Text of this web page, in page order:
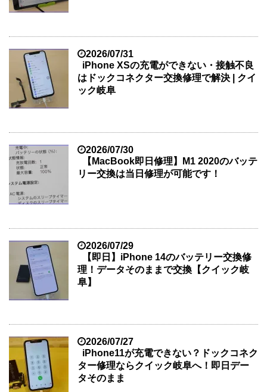
2026/07/31
iPhone XSの充電ができない・接触不良
はドックコネクター交換修理で解決 | クイ
ック岐阜
2026/07/30
【MacBook即日修理】M1 2020のバッテ
リー交換は当日修理が可能です！
2026/07/29
【即日】iPhone 14のバッテリー交換修
理！データそのままで交換【クイック岐
阜】
2026/07/27
iPhone11が充電できない？ドックコネク
ター修理ならクイック岐阜へ！即日デー
タそのまま